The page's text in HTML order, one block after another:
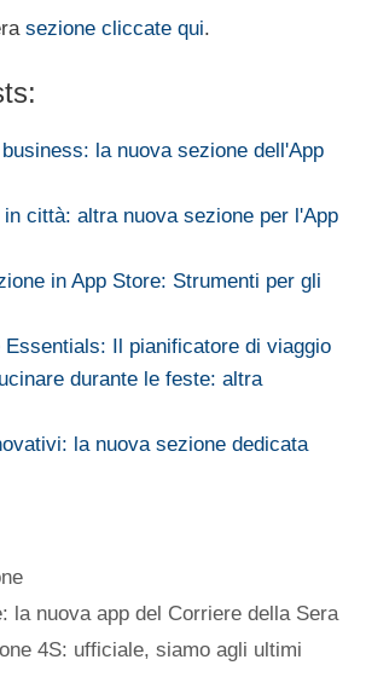
sezione cliccate qui.
la nuova sezione dell'App
città: altra nuova sezione per l'App
in App Store: Strumenti per gli
Essentials: Il pianificatore di viaggio
durante le feste: altra
la nuova sezione dedicata
la nuova app del Corriere della Sera
4S: ufficiale, siamo agli ultimi